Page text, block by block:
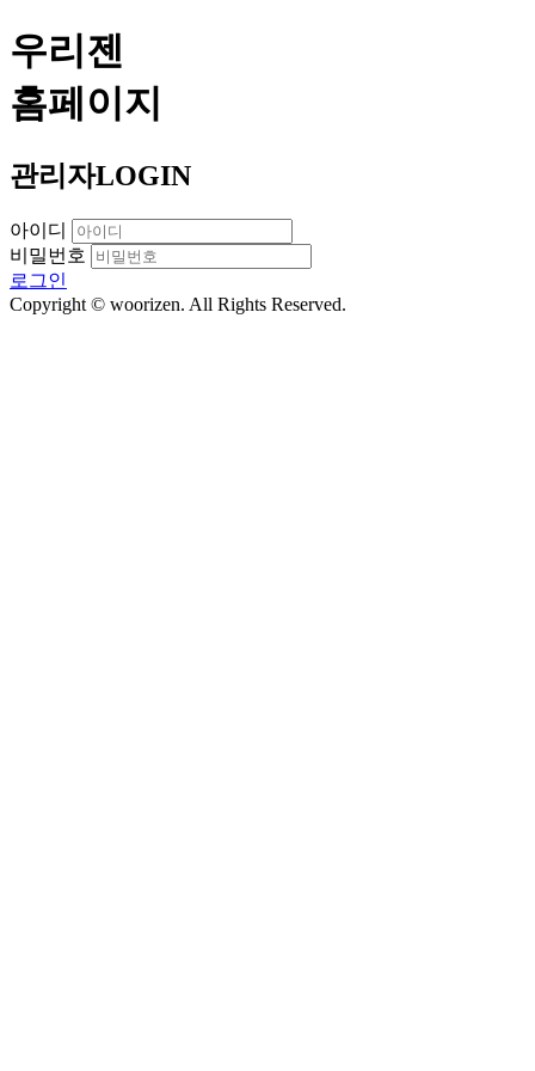
우리젠
홈페이지
관리자LOGIN
아이디
비밀번호
로그인
Copyright © woorizen. All Rights Reserved.